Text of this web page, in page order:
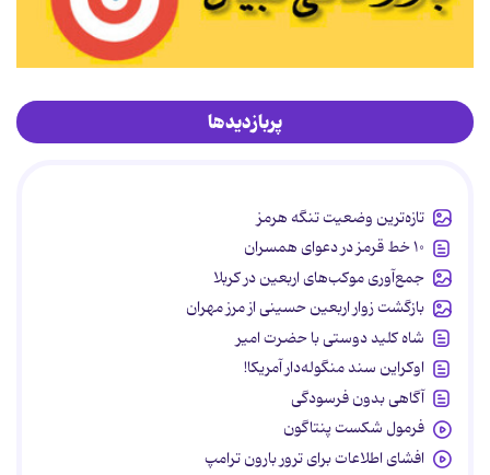
پربازدیدها
تازه‌ترین وضعیت تنگه هرمز
۱۰ خط قرمز در دعوای همسران
جمع‌آوری موکب‌های اربعین در کربلا
بازگشت زوار اربعین حسینی از مرز مهران
شاه کلید دوستی با حضرت امیر
اوکراین سند منگوله‌دار آمریکا!
آگاهی بدون فرسودگی
فرمول شکست پنتاگون
افشای اطلاعات برای ترور بارون ترامپ